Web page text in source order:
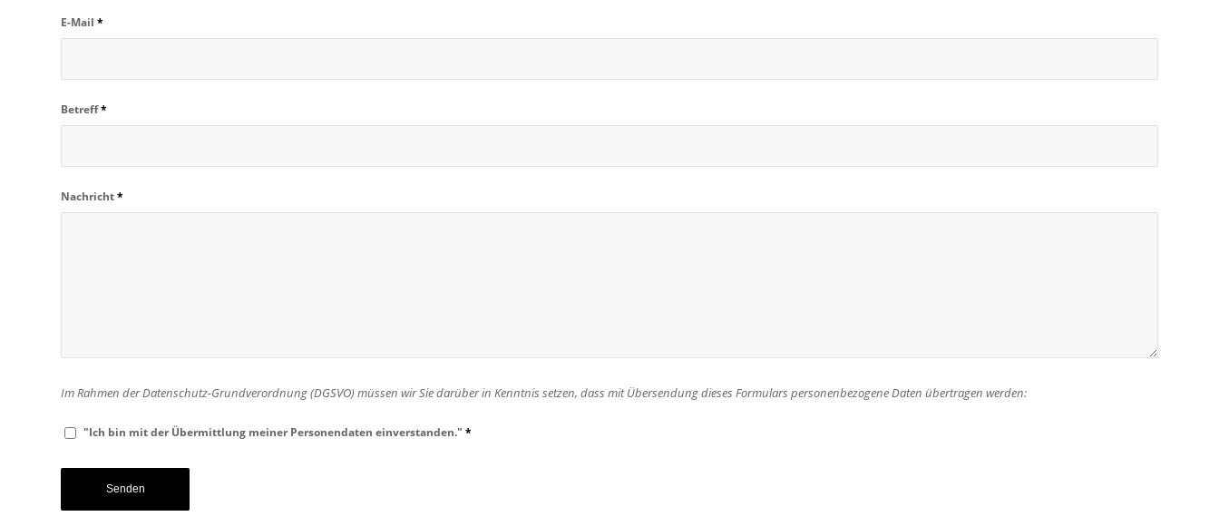
E-Mail *
Betreff*
Nachricht*
Im Rahmen der Datenschutz-Grundverordnung (DGSVO) müssen wir Sie darüber in Kenntnis setzen, dass mit Übersendung dieses Formulars personenbezogene Daten übertragen werden:
"Ich bin mit der Übermittlung meiner Personendaten einverstanden." *